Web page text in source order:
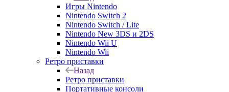
Игры Nintendo
Nintendo Switch 2
Nintendo Switch / Lite
Nintendo New 3DS и 2DS
Nintendo Wii U
Nintendo Wii
Ретро приставки
Назад
Ретро приставки
Портативные консоли